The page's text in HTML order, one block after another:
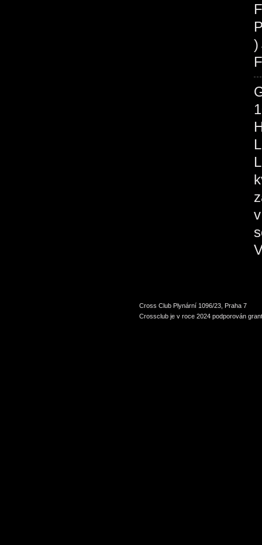
Cross Club Plynární 1096/23, Praha 7
Crossclub je v roce 2024 podporován